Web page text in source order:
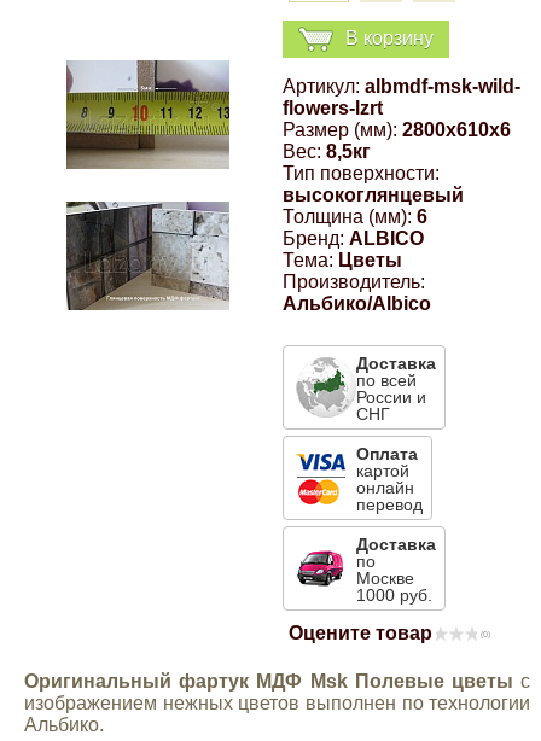
В корзину
Артикул: albmdf-msk-wild-
flowers-lzrt
Размер (мм): 2800x610x6
Вес: 8,5кг
Тип поверхности:
высокоглянцевый
Толщина (мм): 6
Бренд: ALBICO
Тема: Цветы
Производитель:
Альбико/Albico
Доставка
по всей
России и
СНГ
Оплата
картой
онлайн
перевод
Доставка
по
Москве
1000 руб.
Оцените товар (0)
Оригинальный фартук МДФ Msk Полевые цветы с
изображением нежных цветов выполнен по технологии
Альбико.
Компрессионные фитинги Poliext
Hyundai
Infinity
Renault
Флуоресцентные краски
Шпатлевки, штукатурки
Эмали универсальные акриловые
Грунтовки, защитные лаки
Магнитные панели на холодильник